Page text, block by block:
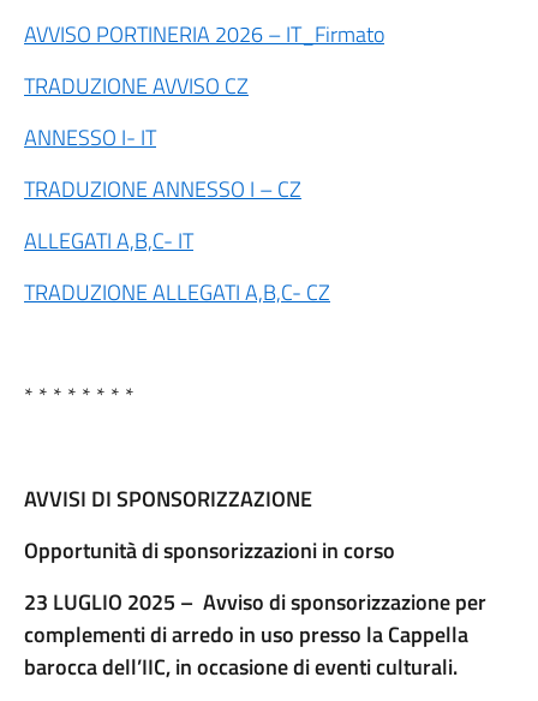
AVVISO PORTINERIA 2026 – IT_Firmato
TRADUZIONE AVVISO CZ
ANNESSO I- IT
TRADUZIONE ANNESSO I – CZ
ALLEGATI A,B,C- IT
TRADUZIONE ALLEGATI A,B,C- CZ
* * * * * * * *
AVVISI DI SPONSORIZZAZIONE
Opportunità di sponsorizzazioni in corso
23 LUGLIO 2025 – Avviso di sponsorizzazione per
complementi di arredo in uso presso la Cappella
barocca dell’IIC, in occasione di eventi culturali.